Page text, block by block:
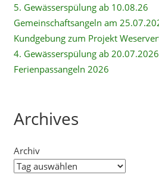
5. Gewässerspülung ab 10.08.26
Gemeinschaftsangeln am
Kundgebung zum Projekt
4. Gewässerspülung ab 20.07.2026
Ferienpassangeln 2026
Archives
Archiv